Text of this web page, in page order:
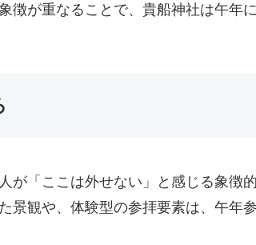
徴が重なることで、貴船神社は午年
が「ここは外せない」と感じる象徴
景観や、体験型の参拝要素は、午年